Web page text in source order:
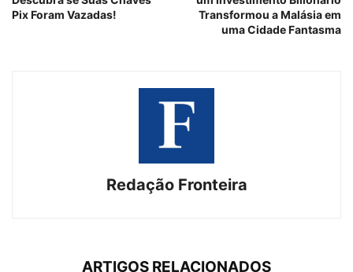
Pix Foram Vazadas!
Transformou a Malásia em
uma Cidade Fantasma
Redação Fronteira
ARTIGOS RELACIONADOS